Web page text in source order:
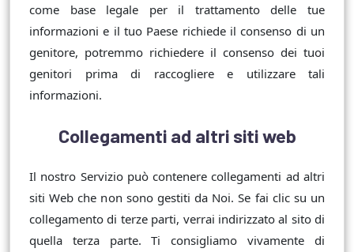
come base legale per il trattamento delle tue
informazioni e il tuo Paese richiede il consenso di un
genitore, potremmo richiedere il consenso dei tuoi
genitori prima di raccogliere e utilizzare tali
informazioni.
Collegamenti ad altri siti web
Il nostro Servizio può contenere collegamenti ad altri
siti Web che non sono gestiti da Noi. Se fai clic su un
collegamento di terze parti, verrai indirizzato al sito di
quella terza parte. Ti consigliamo vivamente di